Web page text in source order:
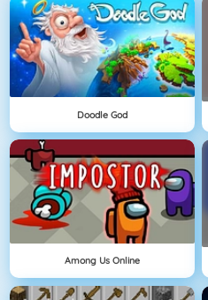
Doodle God
Among Us Online